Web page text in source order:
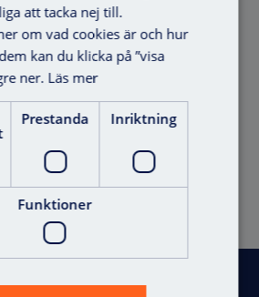
att tacka nej till.
om vad cookies är och hur
kan du klicka på ”visa
ner. Läs mer
Prestanda Inriktning
Funktioner